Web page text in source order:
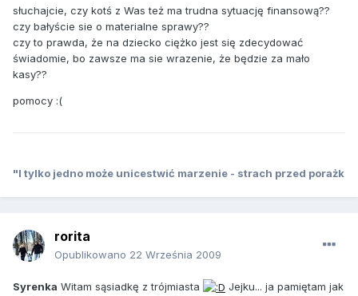
słuchajcie, czy kotś z Was też ma trudna sytuację finansową??
czy bałyście sie o materialne sprawy??
czy to prawda, że na dziecko ciężko jest się zdecydować
świadomie, bo zawsze ma sie wrazenie, że będzie za mało
kasy??
pomocy :(
"I tylko jedno może unicestwić marzenie - strach przed porażk
rorita
Opublikowano 22 Września 2009
Syrenka Witam sąsiadkę z trójmiasta
Jejku... ja pamiętam jak